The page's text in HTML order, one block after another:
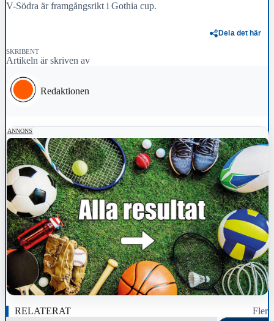
V-Södra är framgångsrikt i Gothia cup.
Dela det här
SKRIBENT
Artikeln är skriven av
Redaktionen
ANNONS
RELATERAT Fler